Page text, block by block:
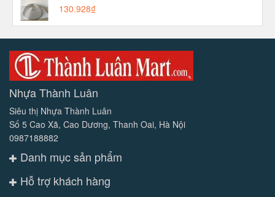
130.928₫
Nhựa Thành Luân
Siêu thị Nhựa Thành Luân
Số 5 Cao Xã, Cao Dương, Thanh Oai, Hà Nội
0987188882
Danh mục sản phẩm
Hỗ trợ khách hàng